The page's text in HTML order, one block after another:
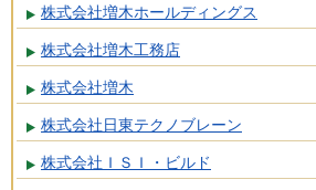
株式会社増木ホールディングス
株式会社増木工務店
株式会社増木
株式会社日東テクノブレーン
株式会社ＩＳＩ・ビルド